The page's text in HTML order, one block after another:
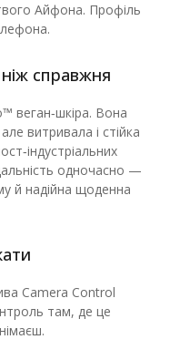
Айфона. Профіль
справжня
веган‑шкіра. Вона
витривала і стійка
одночасно —
й надійна щоденна
Camera Control
там, де це